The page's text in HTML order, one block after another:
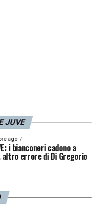
JUVE
ago
i bianconeri cadono a
errore di Di Gregorio